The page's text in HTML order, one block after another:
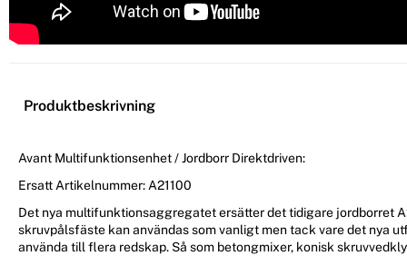
Produktbeskrivning
Avant Multifunktionsenhet / Jordborr Direktdriven:
Ersatt Artikelnummer: A21100
Det nya multifunktionsaggregatet ersätter det tidigare jordborret
skruvpålsfäste kan användas som vanligt men tack vare det nya
använda till flera redskap. Så som betongmixer, konisk